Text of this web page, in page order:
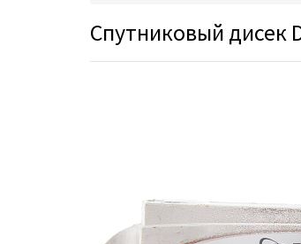
Спутниковый дисек